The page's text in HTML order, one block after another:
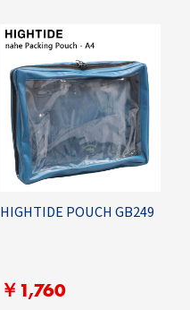
HIGHTIDE POUCH GB249
￥1,760